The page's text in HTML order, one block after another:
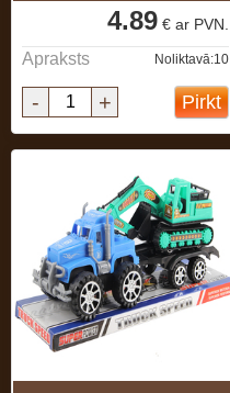
4.89 € ar PVN.
Apraksts Noliktavā:10
- + Pirkt